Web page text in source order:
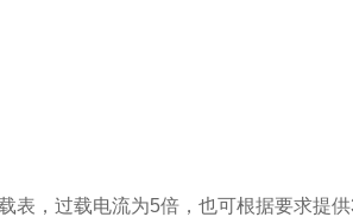
表，过载电流为5倍，也可根据要求提